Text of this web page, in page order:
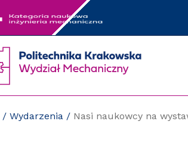
/Wydarzenia / Nasi naukowcy na